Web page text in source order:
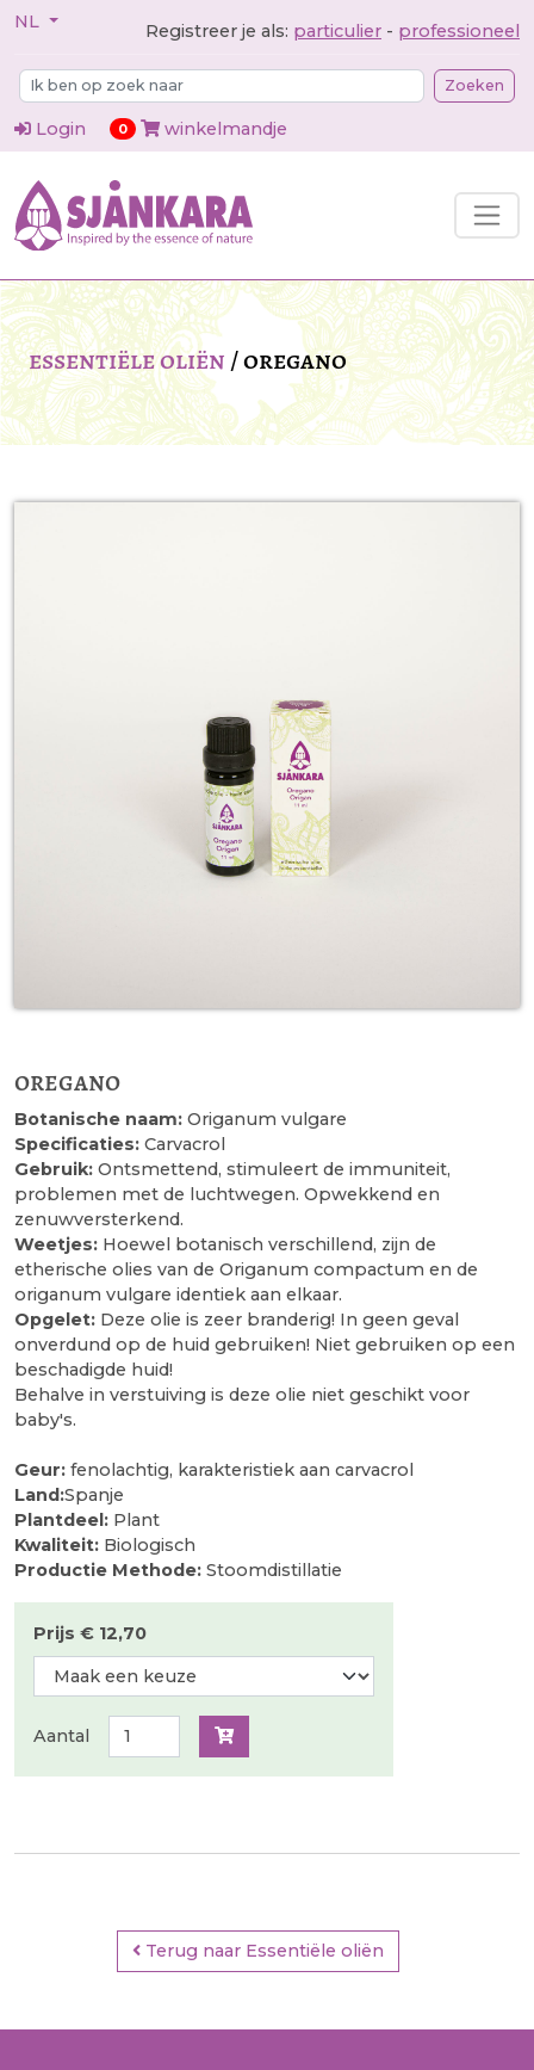
NL Registreer je als: particulier - professioneel
Zoeken
Login 0items in cart
winkelmandje
essentiële oliën/oregano
oregano
Botanische naam: Origanum vulgare
Specificaties: Carvacrol
Gebruik: Ontsmettend, stimuleert de immuniteit,
problemen met de luchtwegen. Opwekkend en
zenuwversterkend.
Weetjes: Hoewel botanisch verschillend, zijn de
etherische olies van de Origanum compactum en de
origanum vulgare identiek aan elkaar.
Opgelet: Deze olie is zeer branderig! In geen geval
onverdund op de huid gebruiken! Niet gebruiken op een
beschadigde huid!
Behalve in verstuiving is deze olie niet geschikt voor
baby's.
Geur: fenolachtig, karakteristiek aan carvacrol
Land:Spanje
Plantdeel: Plant
Kwaliteit: Biologisch
Productie Methode: Stoomdistillatie
Prijs € 12,70
Aantal
Terug naar Essentiële oliën